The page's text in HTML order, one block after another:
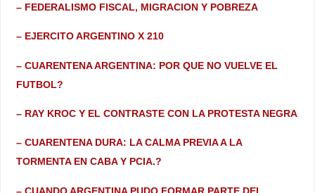
– FEDERALISMO FISCAL, MIGRACION Y POBREZA
– EJERCITO ARGENTINO X 210
– CUARENTENA ARGENTINA: POR QUE NO VUELVE EL
FUTBOL?
– RAY KROC Y EL CONTRASTE CON LA PROTESTA NEGRA
– CUARENTENA DURA: LA CALMA PREVIA A LA
TORMENTA EN CABA Y PCIA.?